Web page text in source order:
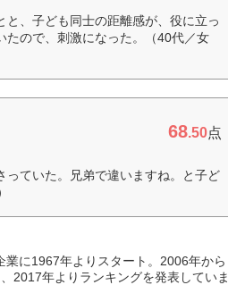
、子ども同士の距離感が、役に立っ
たので、刺激になった。（40代／女
68.50点
っていた。兄弟で違いますね。と子ど
に1967年よりスタート。2006年から
2017年よりランキングを発表していま